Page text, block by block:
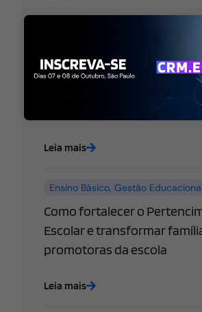
WhatsApp libera
empresas: o que sua escola
faculdade precisa saber (e
Leia mais
Ensino Básico,Gestão Educacional
Como fortalecer o
Escolar e transformar
promotoras da escola
Leia mais